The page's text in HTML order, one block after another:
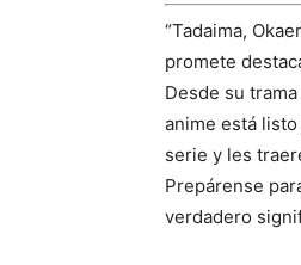
“Tadaima,
promete
Desde su
anime está
serie y les
Prepárense
verdadero